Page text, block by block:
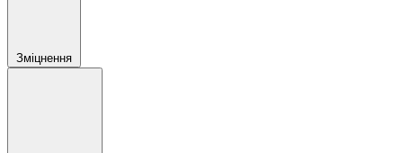
Зміцнення